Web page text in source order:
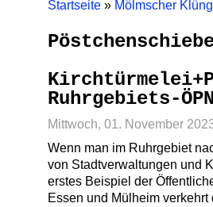
Startseite » Mölmscher
Ruhrgebiets-
Mittwoch, 01. November
Wenn man im Ruhrgebiet
von Stadtverwaltungen und
erstes Beispiel der
Essen und Mülheim